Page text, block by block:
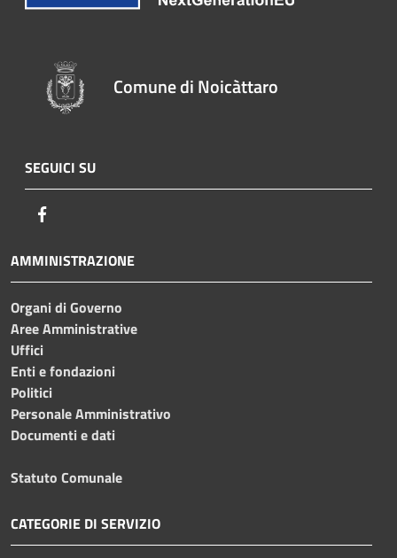
Comune di Noicàttaro
SEGUICI SU
AMMINISTRAZIONE
Organi di Governo
Aree Amministrative
Uffici
Enti e fondazioni
Politici
Personale Amministrativo
Documenti e dati
Statuto Comunale
CATEGORIE DI SERVIZIO